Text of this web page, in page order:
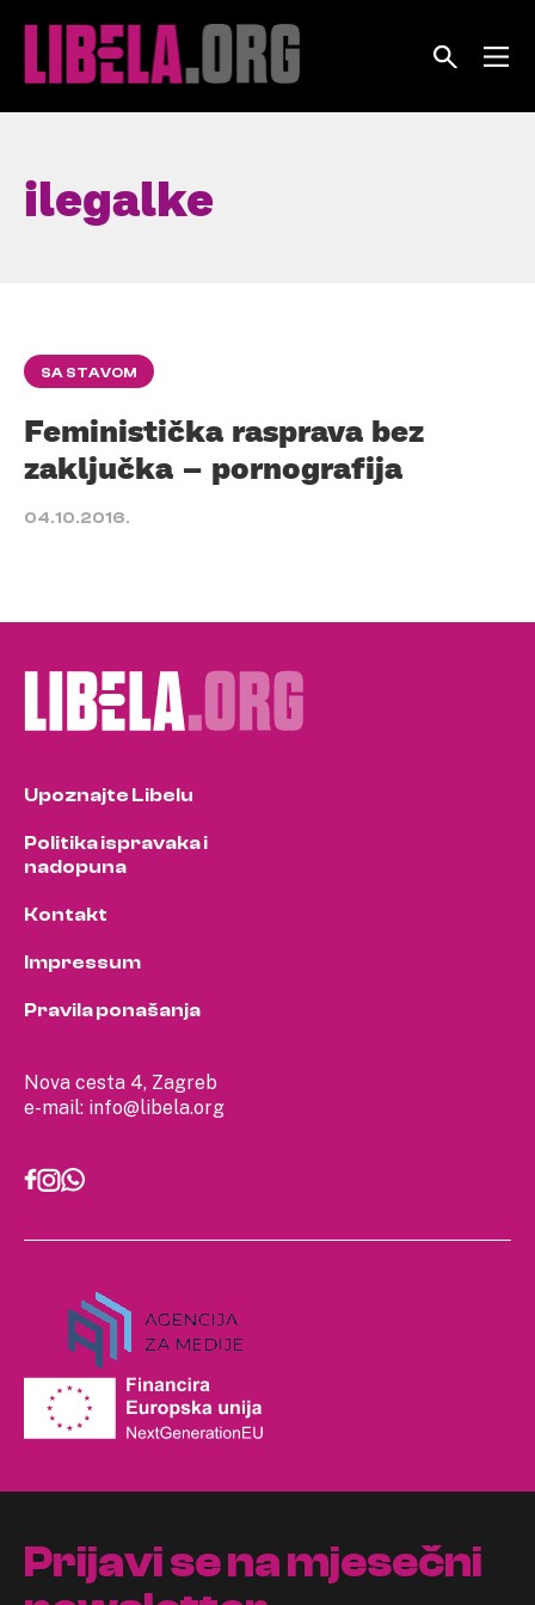
ilegalke
SA STAVOM
Feministička rasprava bez
zaključka – pornografija
04.10.2016.
Nova cesta 4, Zagreb
e-mail: info@libela.org
Upoznajte Libelu
Politika ispravaka i
nadopuna
Kontakt
Impressum
Pravila ponašanja
Prijavi se na mjesečni